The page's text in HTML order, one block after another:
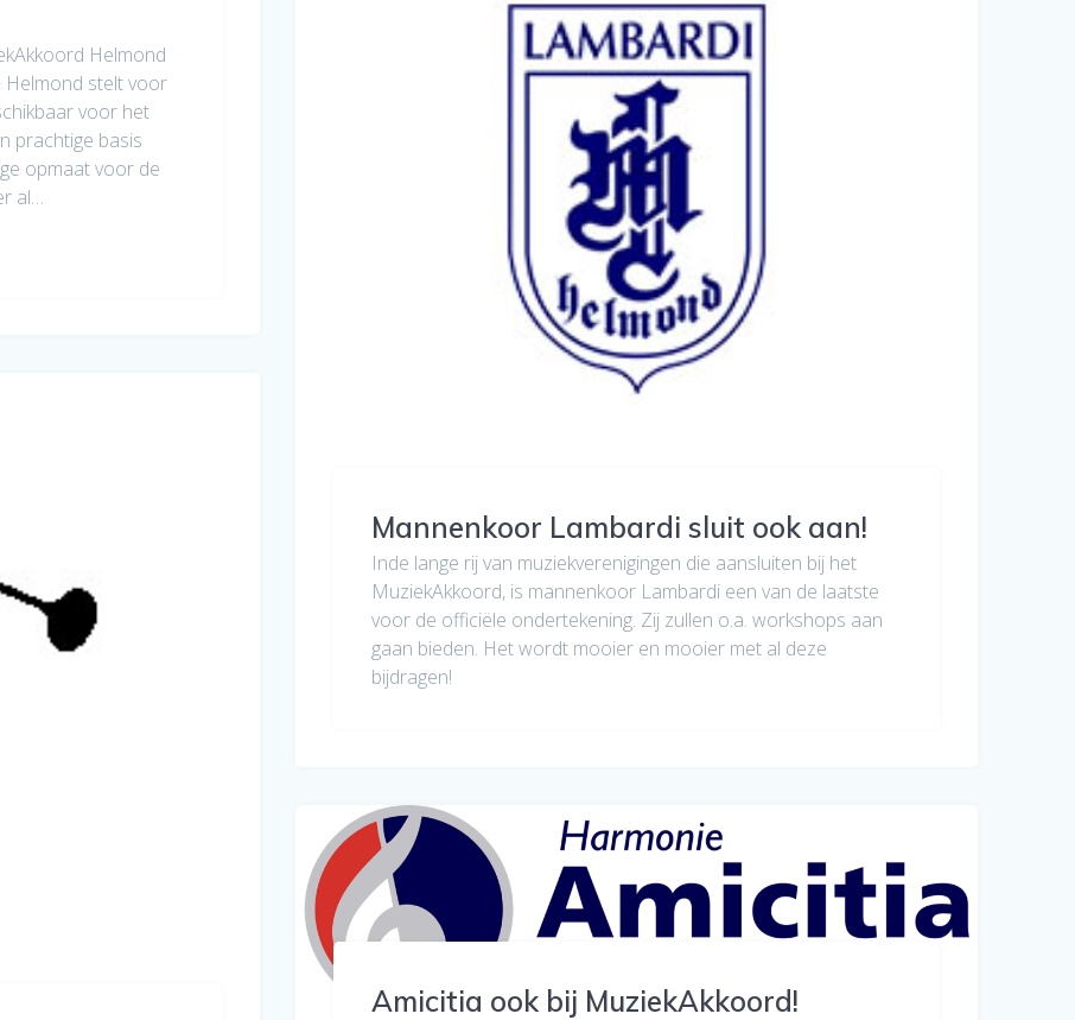
Helmond
Helmond stelt voor
voor het
prachtige basis
opmaat voor de
al…
Mannenkoor Lambardi sluit ook aan!
Inde lange rij van muziekverenigingen die aansluiten bij het
MuziekAkkoord, is mannenkoor Lambardi een van de laatste
voor de officiële ondertekening. Zij zullen o.a. workshops aan
gaan bieden. Het wordt mooier en mooier met al deze
bijdragen!
Amicitia ook bij MuziekAkkoord!